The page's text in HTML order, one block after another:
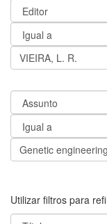
Utilizar filtros para